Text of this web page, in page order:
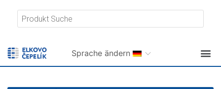
Sprache ändern